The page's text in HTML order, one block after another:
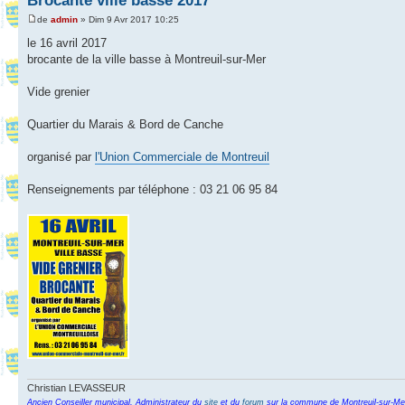
de admin » Dim 9 Avr 2017 10:25
le 16 avril 2017
brocante de la ville basse à Montreuil-sur-Mer
Vide grenier
Quartier du Marais & Bord de Canche
organisé par l'Union Commerciale de Montreuil
Renseignements par téléphone : 03 21 06 95 84
Christian LEVASSEUR
Ancien Conseiller municipal, Administrateur du site et du forum sur la commune de Montreuil-sur-